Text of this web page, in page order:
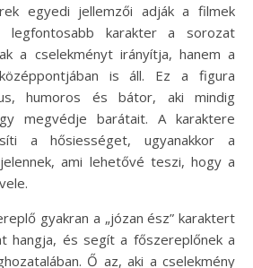
egyedi jellemzői adják a filmek
karakter a sorozat
a cselekményt irányítja, hanem a
is áll. Ez a figura
humoros és bátor, aki mindig
megvédje barátait. A karaktere
a hősiességet, ugyanakkor a
ami lehetővé teszi, hogy a
gyakran a „józan ész” karaktert
hangja, és segít a főszereplőnek a
Ő az, aki a cselekmény